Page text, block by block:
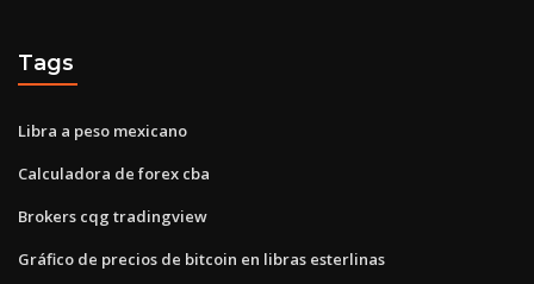
Tags
Libra a peso mexicano
Calculadora de forex cba
Brokers cqg tradingview
Gráfico de precios de bitcoin en libras esterlinas